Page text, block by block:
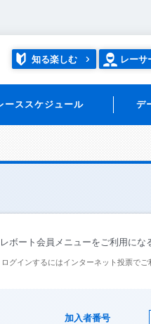
知る楽しむ レーサ
ーススケジュール デ
ボート会員メニューをご利用にな
ログインするにはインターネット投票で
加入者番号